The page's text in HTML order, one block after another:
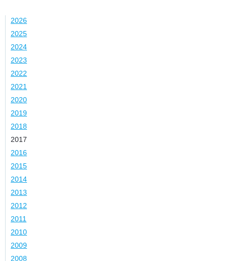
2026
2025
2024
2023
2022
2021
2020
2019
2018
2017
2016
2015
2014
2013
2012
2011
2010
2009
2008